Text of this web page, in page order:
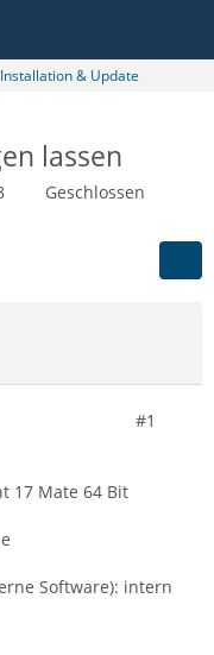
& Update
lassen
Geschlossen
#1
17 Mate 64 Bit
Software): intern